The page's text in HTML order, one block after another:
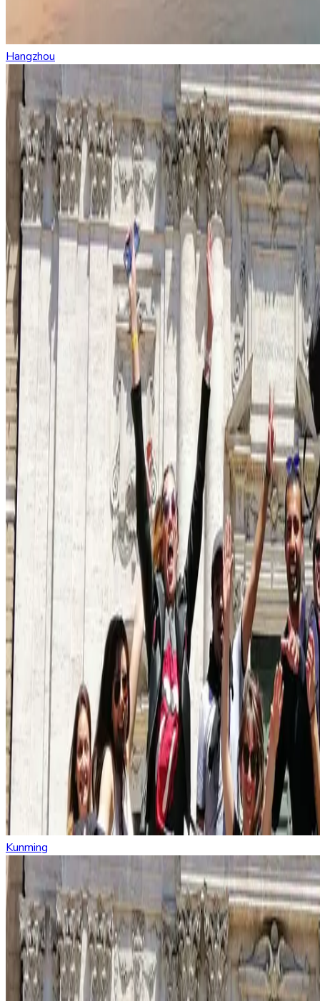
Hangzhou
Kunming